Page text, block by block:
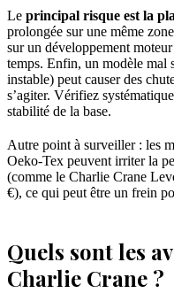
Le principal risque est la
prolongée sur une même
sur un développement
temps. Enfin, un modèle mal
instable) peut causer des
s’agiter. Vérifiez
stabilité de la base.
Autre point à surveiller : les
Oeko-Tex peuvent irriter la
(comme le Charlie Crane
€), ce qui peut être un frein
Quels sont les
Charlie Crane ?